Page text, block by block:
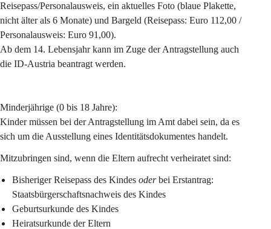
Reisepass/Personalausweis, ein aktuelles Foto (blaue Plakette,
nicht älter als 6 Monate) und Bargeld (Reisepass: Euro 112,00 /
Personalausweis: Euro 91,00).
Ab dem 14. Lebensjahr kann im Zuge der Antragstellung auch
die ID-Austria beantragt werden.
Minderjährige (0 bis 18 Jahre):
Kinder müssen bei der Antragstellung im Amt dabei sein, da es
sich um die Ausstellung eines Identitätsdokumentes handelt.
Mitzubringen sind, wenn die Eltern aufrecht verheiratet sind:
Bisheriger Reisepass des Kindes oder bei Erstantrag:
Staatsbürgerschaftsnachweis des Kindes
Geburtsurkunde des Kindes
Heiratsurkunde der Eltern